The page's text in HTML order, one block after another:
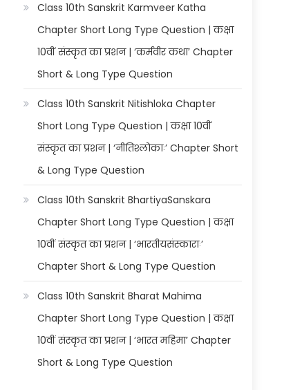
Class 10th Sanskrit Karmveer Katha
Chapter Short Long Type Question | कक्षा
10वीं संस्कृत का प्रशन | ‘कर्मवीर कथा’ Chapter
Short & Long Type Question
Class 10th Sanskrit Nitishloka Chapter
Short Long Type Question | कक्षा 10वीं
संस्कृत का प्रशन | ‘नीतिश्लोकाः’ Chapter Short
& Long Type Question
Class 10th Sanskrit BhartiyaSanskara
Chapter Short Long Type Question | कक्षा
10वीं संस्कृत का प्रशन | ‘भारतीयसंस्काराः’
Chapter Short & Long Type Question
Class 10th Sanskrit Bharat Mahima
Chapter Short Long Type Question | कक्षा
10वीं संस्कृत का प्रशन | ‘भारत महिमा’ Chapter
Short & Long Type Question